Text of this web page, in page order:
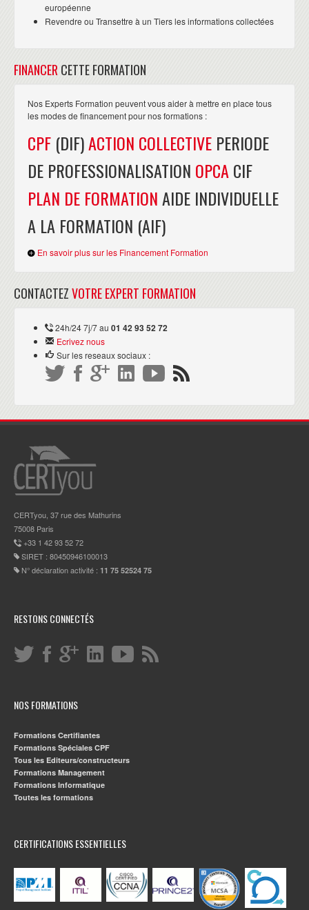
européenne
Revendre ou Transettre à un Tiers les informations collectées
FINANCER CETTE FORMATION
Nos Experts Formation peuvent vous aider à mettre en place tous
les modes de financement pour nos formations :
CPF (DIF)ACTION COLLECTIVE PERIODE
DE PROFESSIONALISATION OPCA CIF
PLAN DE FORMATIONAIDE INDIVIDUELLE
A LA FORMATION (AIF)
En savoir plus sur les Financement Formation
CONTACTEZVOTRE EXPERT FORMATION
24h/24 7j/7 au 01 42 93 52 72
Ecrivez nous
Sur les reseaux sociaux :
CERTyou, 37 rue des Mathurins
75008 Paris
+33 1 42 93 52 72
SIRET : 80450946100013
N° déclaration activité : 11 75 52524 75
RESTONS CONNECTÉS
NOS FORMATIONS
Formations Certifiantes
Formations Spéciales CPF
Tous les Editeurs/constructeurs
Formations Management
Formations Informatique
Toutes les formations
CERTIFICATIONS ESSENTIELLES